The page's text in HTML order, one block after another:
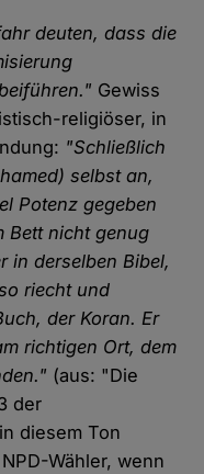
deuten, dass die
Gewiss
religiöser, in
"Schließlich
selbst an,
Potenz gegeben
Bett nicht genug
in derselben Bibel,
riecht und
der Koran. Er
richtigen Ort, dem
(aus: "Die
der
diesem Ton
Wähler, wenn